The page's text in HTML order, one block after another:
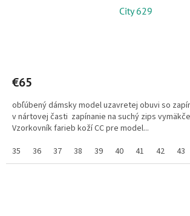
City 629
je
z
5
hviezdičiek.
€65
obľúbený dámsky model uzavretej obuvi so
v nártovej časti zapínanie na suchý zips
Vzorkovník farieb koží CC pre model...
35
36 37 38 39 40 41 42 43